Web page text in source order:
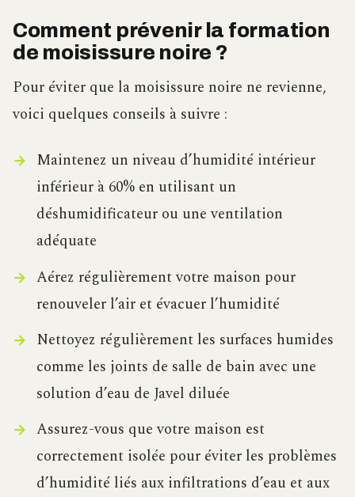
Comment prévenir la formation
de moisissure noire ?
Pour éviter que la moisissure noire ne revienne,
voici quelques conseils à suivre :
Maintenez un niveau d’humidité intérieur
inférieur à 60% en utilisant un
déshumidificateur ou une ventilation
adéquate
Aérez régulièrement votre maison pour
renouveler l’air et évacuer l’humidité
Nettoyez régulièrement les surfaces humides
comme les joints de salle de bain avec une
solution d’eau de Javel diluée
Assurez-vous que votre maison est
correctement isolée pour éviter les problèmes
d’humidité liés aux infiltrations d’eau et aux